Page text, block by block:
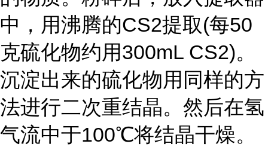
中，用沸腾的CS2提取(每50
克硫化物约用300mL CS2)。
沉淀出来的硫化物用同样的方
法进行二次重结晶。然后在氢
气流中于100℃将结晶干燥。